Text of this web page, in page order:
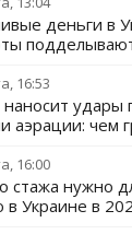
деньги в
16:53
наносит удары
аэрации: чем
16:00
стажа нужно
в Украине в